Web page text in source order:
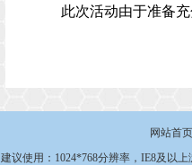
此次活动由于准备
网站首页
建议使用：1024*768分辨率，IE8及以